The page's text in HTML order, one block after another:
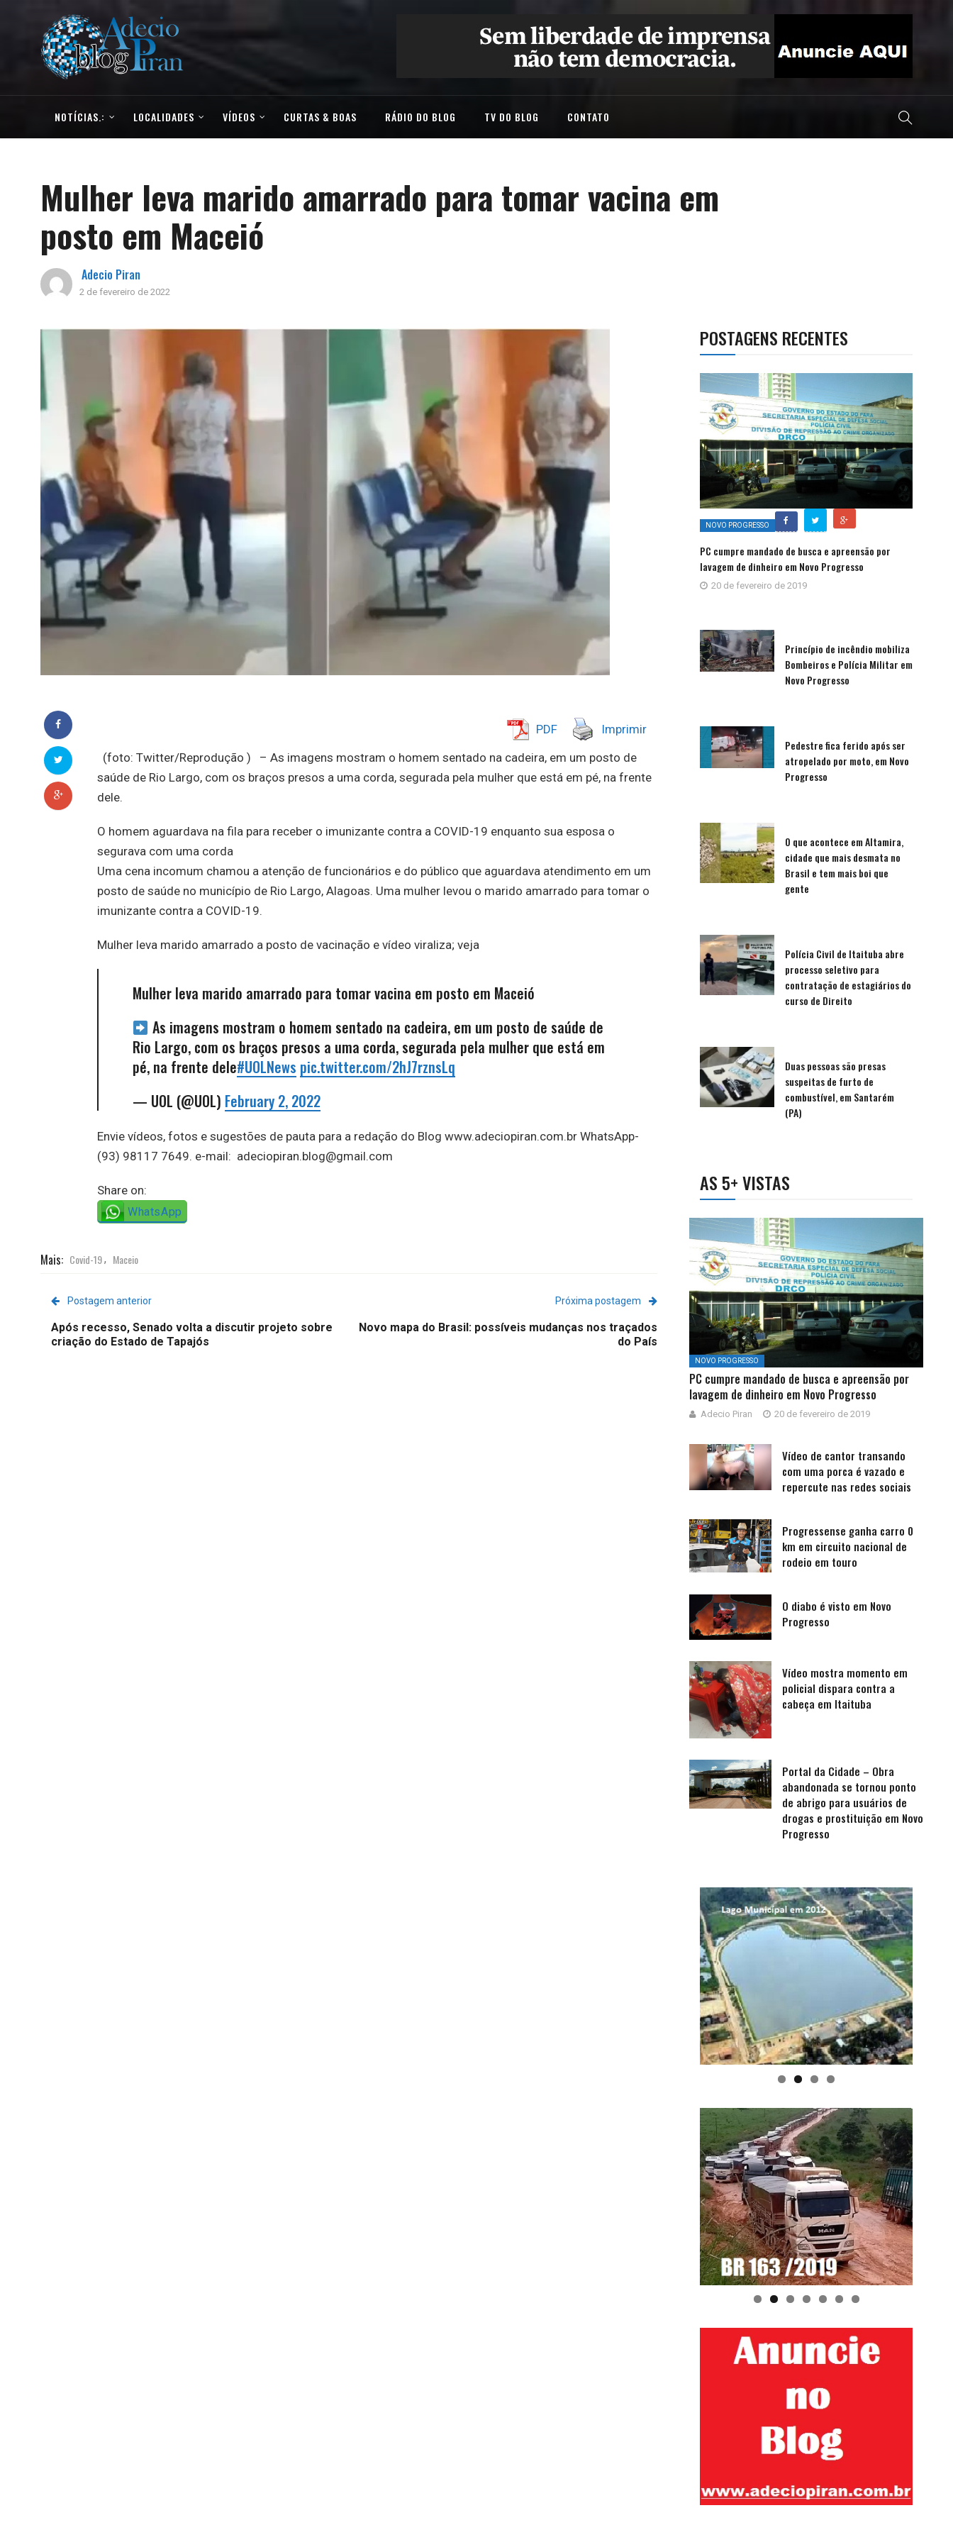
NOTÍCIAS.: LOCALIDADES VÍDEOS CURTAS & BOAS RÁDIO DO BLOG TV DO BLOG CONTATO
Mulher leva marido amarrado para tomar vacina em
posto em Maceió
Adecio Piran
2 de fevereiro de 2022
PDF Imprimir
(foto: Twitter/Reprodução ) – As imagens mostram o homem sentado na cadeira, em um posto de
saúde de Rio Largo, com os braços presos a uma corda, segurada pela mulher que está em pé, na frente
dele.
O homem aguardava na fila para receber o imunizante contra a COVID-19 enquanto sua esposa o
segurava com uma corda
Uma cena incomum chamou a atenção de funcionários e do público que aguardava atendimento em um
posto de saúde no município de Rio Largo, Alagoas. Uma mulher levou o marido amarrado para tomar o
imunizante contra a COVID-19.
Mulher leva marido amarrado a posto de vacinação e vídeo viraliza; veja
Mulher leva marido amarrado para tomar vacina em posto em Maceió
As imagens mostram o homem sentado na cadeira, em um posto de saúde de
Rio Largo, com os braços presos a uma corda, segurada pela mulher que está em
pé, na frente dele#UOLNews pic.twitter.com/2hJ7rznsLq
— UOL (@UOL) February 2, 2022
Envie vídeos, fotos e sugestões de pauta para a redação do Blog www.adeciopiran.com.br WhatsApp-
(93) 98117 7649. e-mail: adeciopiran.blog@gmail.com
Share on:
WhatsApp
Mais: Covid-19, Maceio
Postagem anterior
Após recesso, Senado volta a discutir projeto sobre
criação do Estado de Tapajós
Próxima postagem
Novo mapa do Brasil: possíveis mudanças nos traçados
do País
POSTAGENS RECENTES
NOVO PROGRESSO
PC cumpre mandado de busca e apreensão por
lavagem de dinheiro em Novo Progresso
20 de fevereiro de 2019
Princípio de incêndio mobiliza
Bombeiros e Polícia Militar em
Novo Progresso
Pedestre fica ferido após ser
atropelado por moto, em Novo
Progresso
O que acontece em Altamira,
cidade que mais desmata no
Brasil e tem mais boi que
gente
Polícia Civil de Itaituba abre
processo seletivo para
contratação de estagiários do
curso de Direito
Duas pessoas são presas
suspeitas de furto de
combustível, em Santarém
(PA)
AS 5+ VISTAS
NOVO PROGRESSO
PC cumpre mandado de busca e apreensão por
lavagem de dinheiro em Novo Progresso
Adecio Piran 20 de fevereiro de 2019
Vídeo de cantor transando
com uma porca é vazado e
repercute nas redes sociais
Progressense ganha carro 0
km em circuito nacional de
rodeio em touro
O diabo é visto em Novo
Progresso
Vídeo mostra momento em
policial dispara contra a
cabeça em Itaituba
Portal da Cidade – Obra
abandonada se tornou ponto
de abrigo para usuários de
drogas e prostituição em Novo
Progresso